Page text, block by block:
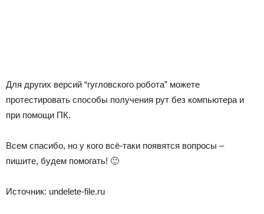
Для других версий “гугловского робота” можете
протестировать способы получения рут без компьютера и
при помощи ПК.
Всем спасибо, но у кого всё-таки появятся вопросы –
пишите, будем помогать! 🙂
Источник: undelete-file.ru